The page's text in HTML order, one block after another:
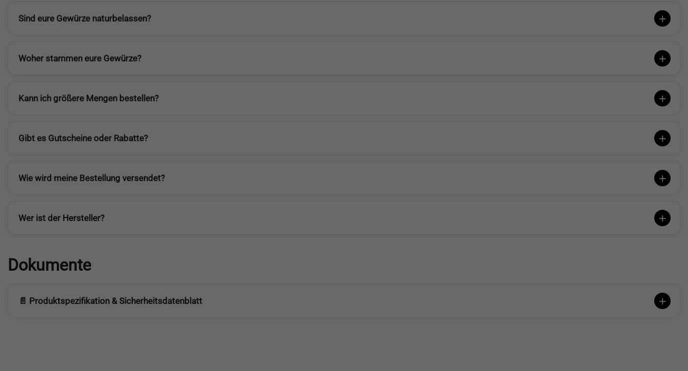
Sind eure Gewürze naturbelassen?
Woher stammen eure Gewürze?
Kann ich größere Mengen bestellen?
Gibt es Gutscheine oder Rabatte?
Wie wird meine Bestellung versendet?
Wer ist der Hersteller?
Dokumente
📄 Produktspezifikation & Sicherheitsdatenblatt